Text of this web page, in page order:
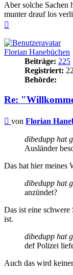
Aber solche Sachen
munter drauf los
Florian Hanebüchen
Beiträge: 225
Registriert:
Behörde:
Re:
Beitrag
von Florian
dibedupp hat
Ausländer
Das hat hier meines
dibedupp hat
anzündet?
Das ist eine
ist.
dibedupp hat
def Polizei
Auch das wird